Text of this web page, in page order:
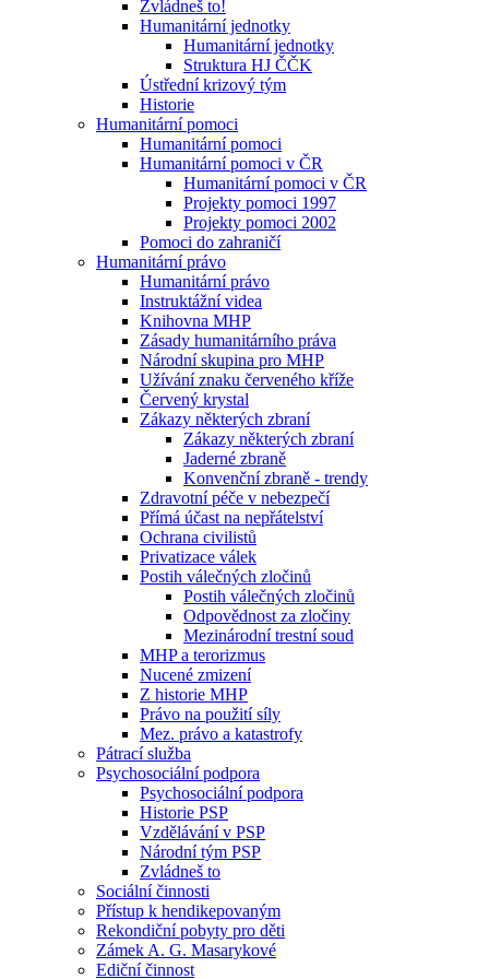
Zvládneš to!
Humanitární jednotky
Humanitární jednotky
Struktura HJ ČČK
Ústřední krizový tým
Historie
Humanitární pomoci
Humanitární pomoci
Humanitární pomoci v ČR
Humanitární pomoci v ČR
Projekty pomoci 1997
Projekty pomoci 2002
Pomoci do zahraničí
Humanitární právo
Humanitární právo
Instruktážní videa
Knihovna MHP
Zásady humanitárního práva
Národní skupina pro MHP
Užívání znaku červeného kříže
Červený krystal
Zákazy některých zbraní
Zákazy některých zbraní
Jaderné zbraně
Konvenční zbraně - trendy
Zdravotní péče v nebezpečí
Přímá účast na nepřátelství
Ochrana civilistů
Privatizace válek
Postih válečných zločinů
Postih válečných zločinů
Odpovědnost za zločiny
Mezinárodní trestní soud
MHP a terorizmus
Nucené zmizení
Z historie MHP
Právo na použití síly
Mez. právo a katastrofy
Pátrací služba
Psychosociální podpora
Psychosociální podpora
Historie PSP
Vzdělávání v PSP
Národní tým PSP
Zvládneš to
Sociální činnosti
Přístup k hendikepovaným
Rekondiční pobyty pro děti
Zámek A. G. Masarykové
Ediční činnost